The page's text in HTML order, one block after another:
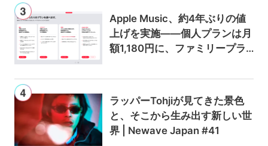
Apple Music、約4年ぶりの値
上げを実施——個人プランは月
額1,180円に、ファミリープラ
ラッパーTohjiが見てきた景色
と、そこから生み出す新しい世
界 | Newave Japan #41